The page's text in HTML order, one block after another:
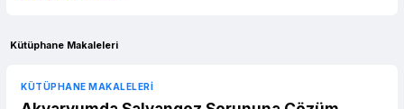
Kütüphane Makaleleri
KÜTÜPHANE MAKALELERI